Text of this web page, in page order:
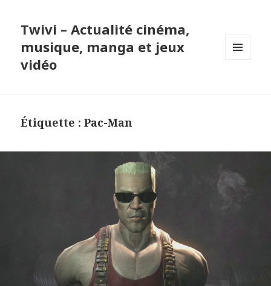
Twivi – Actualité cinéma,
musique, manga et jeux
vidéo
Étiquette :Pac-Man